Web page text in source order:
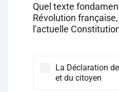
Quel texte
Révolution
l'actuelle
La Déclaration
et du citoyen